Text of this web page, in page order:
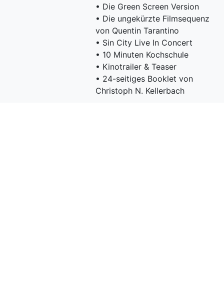
• Die Green Screen Version
• Die ungekürzte Filmsequenz
von Quentin Tarantino
• Sin City Live In Concert
• 10 Minuten Kochschule
• Kinotrailer & Teaser
• 24-seitiges Booklet von
Christoph N. Kellerbach